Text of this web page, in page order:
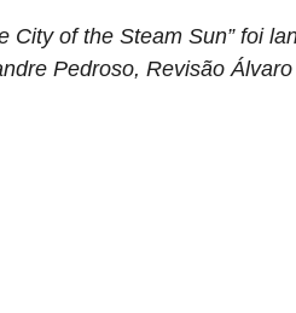
City of the Steam Sun” foi
Pedroso, Revisão